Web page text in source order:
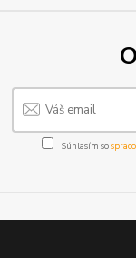
Súhlasím so